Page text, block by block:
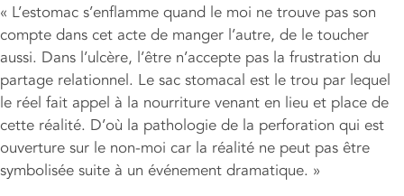
« L’estomac s’enflamme quand le moi ne trouve pas son
compte dans cet acte de manger l’autre, de le toucher
aussi. Dans l’ulcère, l’être n’accepte pas la frustration du
partage relationnel. Le sac stomacal est le trou par lequel
le réel fait appel à la nourriture venant en lieu et place de
cette réalité. D’où la pathologie de la perforation qui est
ouverture sur le non-moi car la réalité ne peut pas être
symbolisée suite à un événement dramatique. »